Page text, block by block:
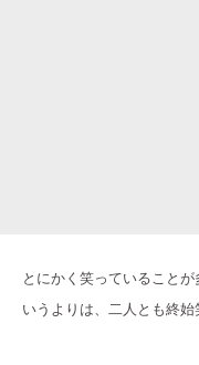
とにかく笑っていること
いうよりは、二人とも終始